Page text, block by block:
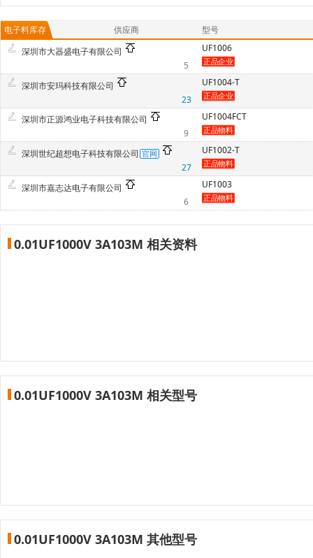
电子料库存 供应商
型号
深圳市大器盛电子有限公司
5
UF1006
深圳市安玛科技有限公司
23
UF1004-T
深圳市正源鸿业电子科技有限公司
9
UF1004FCT
深圳世纪超想电子科技有限公司
27
UF1002-T
深圳市嘉志达电子有限公司
6
UF1003
0.01UF1000V 3A103M 相关资料
0.01UF1000V 3A103M 相关型号
0.01UF1000V 3A103M 其他型号